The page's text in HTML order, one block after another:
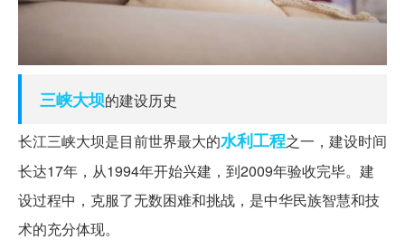
三峡大坝的建设历史
长江三峡大坝是目前世界最大的水利工程之一，建设时间
长达17年，从1994年开始兴建，到2009年验收完毕。建
设过程中，克服了无数困难和挑战，是中华民族智慧和技
术的充分体现。